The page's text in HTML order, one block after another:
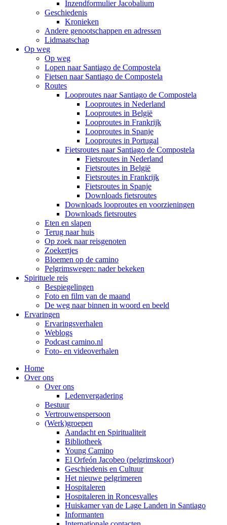
Inzendformulier Jacobalium
Geschiedenis
Kronieken
Andere genootschappen en adressen
Lidmaatschap
Op weg
Op weg
Lopen naar Santiago de Compostela
Fietsen naar Santiago de Compostela
Routes
Looproutes naar Santiago de Compostela
Looproutes in Nederland
Looproutes in België
Looproutes in Frankrijk
Looproutes in Spanje
Looproutes in Portugal
Fietsroutes naar Santiago de Compostela
Fietsroutes in Nederland
Fietsroutes in België
Fietsroutes in Frankrijk
Fietsroutes in Spanje
Downloads fietsroutes
Downloads looproutes en voorzieningen
Downloads fietsroutes
Eten en slapen
Terug naar huis
Op zoek naar reisgenoten
Zoekertjes
Bloemen op de camino
Pelgrimswegen: nader bekeken
Spirituele reis
Bespiegelingen
Foto en film van de maand
De weg naar binnen in woord en beeld
Ervaringen
Ervaringsverhalen
Weblogs
Podcast camino.nl
Foto- en videoverhalen
Home
Over ons
Over ons
Ledenvergadering
Bestuur
Vertrouwenspersoon
(Werk)groepen
Aandacht en Spiritualiteit
Bibliotheek
Young Camino
El Orfeón Jacobeo (pelgrimskoor)
Geschiedenis en Cultuur
Het nieuwe pelgrimeren
Hospitaleren
Hospitaleren in Roncesvalles
Huiskamer van de Lage Landen in Santiago
Informanten